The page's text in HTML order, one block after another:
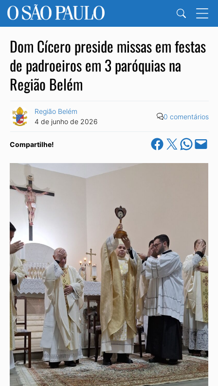
Dom Cícero preside missas em festas
de padroeiros em 3 paróquias na
Região Belém
Região Belém
4 de junho de 2026
0 comentários
Compartilhe! Share on Facebook
Share on X Share on
Email this